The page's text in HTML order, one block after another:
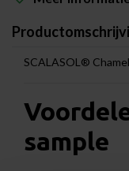
SCALASOL®
sample